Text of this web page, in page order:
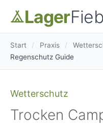
Lager
Start / Praxis /
Regenschutz Guide
Wetterschutz
Trocken